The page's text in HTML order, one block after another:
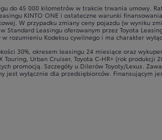
do 45 000 kilometrów w trakcie trwania umowy.
KINTO ONE i ostateczne warunki
W przypadku zmiany ceny pojazdu (w wyniku
Leasingu oferowanym przez Toyota
rozumieniu Kodeksu cywilnego i ma charakter
30%, okresem leasingu 24 miesiące oraz
Urban Cruiser, Toyota C-HR+ (rok produkcji
promocją. Szczegóły u Dilerów Toyoty/Lexus.
wyłącznie dla przedsiębiorców. Finansującym